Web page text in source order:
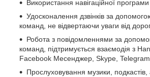
Використання навігаційної програми
Удосконалення дзвінків за
команд, не відвертаючи уваги від
Робота з повідомленнями за
команд, підтримується взаємодія з
Facebook Месенджер, Skype,
Прослуховування музики, подкастів,